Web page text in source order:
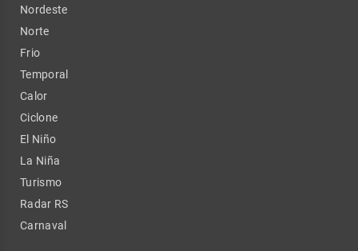
Nordeste
Norte
Frio
Temporal
Calor
Ciclone
El Niño
La Niña
Turismo
Radar RS
Carnaval